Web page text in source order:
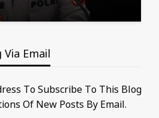
Email
To Subscribe To This Blog
Of New Posts By Email.